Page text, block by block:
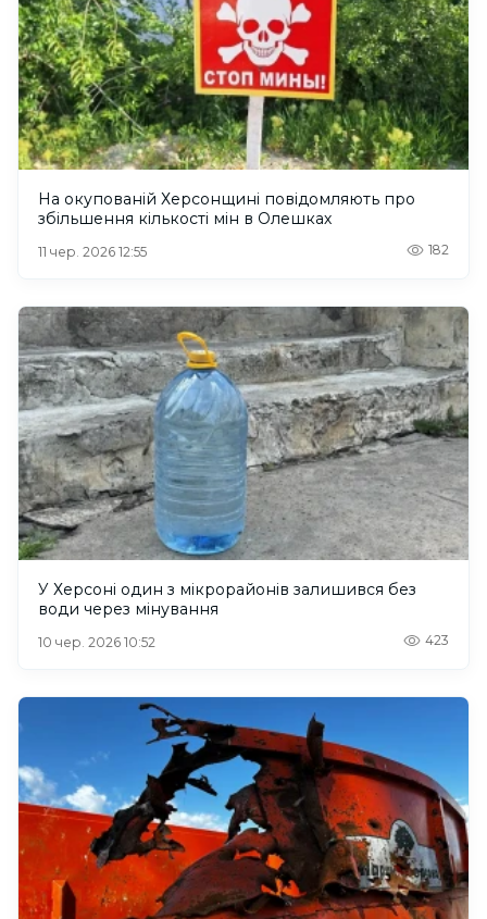
На окупованій Херсонщині повідомляють про
збільшення кількості мін в Олешках
11 чер. 2026 12:55 182
У Херсоні один з мікрорайонів залишився без
води через мінування
10 чер. 2026 10:52 423